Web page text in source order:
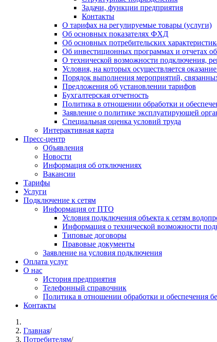
Задачи, функции предприятия
Контакты
О тарифах на регулируемые товары (услуги)
Об основных показателях ФХД
Об основных потребительских
Об инвестиционных программах и отчетах
О технической возможности подключения,
Условия, на которых осуществляется
Порядок выполнения мероприятий,
Предложения об установлении тарифов
Бухгалтерская отчетность
Политика в отношении обработки и
Заявление о политике эксплуатирующей
Специальная оценка условий труда
Интерактивная карта
Пресс-центр
Объявления
Новости
Информация об отключениях
Вакансии
Тарифы
Услуги
Подключение к сетям
Информация от ПТО
Условия подключения объекта к сетям
Информация о технической возможности
Типовые договоры
Правовые документы
Заявление на условия подключения
Оплата услуг
О нас
История предприятия
Телефонный справочник
Политика в отношении обработки и обеспечения
Контакты
Главная/
Потребителям/